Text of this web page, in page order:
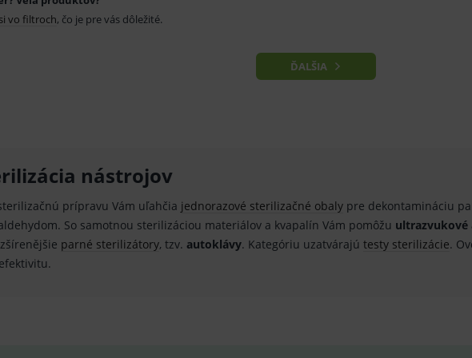
vo filtroch, čo je pre vás dôležité.
ĎALŠIA
nástrojov
prípravu Vám uľahčia jednorazové sterilizačné obaly pre dekontamináciu
So samotnou sterilizáciou materiálov a kvapalín Vám pomôžu ultrazvukové
parné sterilizátory, tzv. autoklávy. Kategóriu uzatvárajú testy sterilizácie.
.seznam.cz 1 měsíc